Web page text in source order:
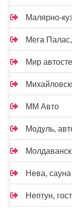
Малярно-
Мега
Мир
ММ Авто
Модуль,
Нева, сауна
Нептун,